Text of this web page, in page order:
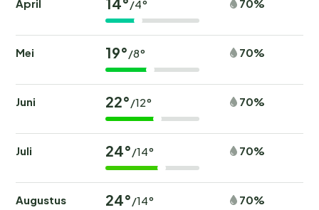
April /4° 70%
Mei 19° /8° 70%
Juni 22° /12° 70%
Juli 24° /14° 70%
Augustus 24° /14° 70%